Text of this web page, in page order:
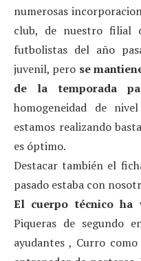
numerosas
club, de nuestro filial
futbolistas del año
juvenil, pero se
de la temporada
homogeneidad de
estamos realizando
es óptimo.
Destacar también el
pasado estaba con
El cuerpo técnico ha
Piqueras de segundo
ayudantes , Curro